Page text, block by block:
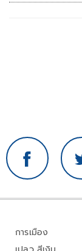
การเมือง